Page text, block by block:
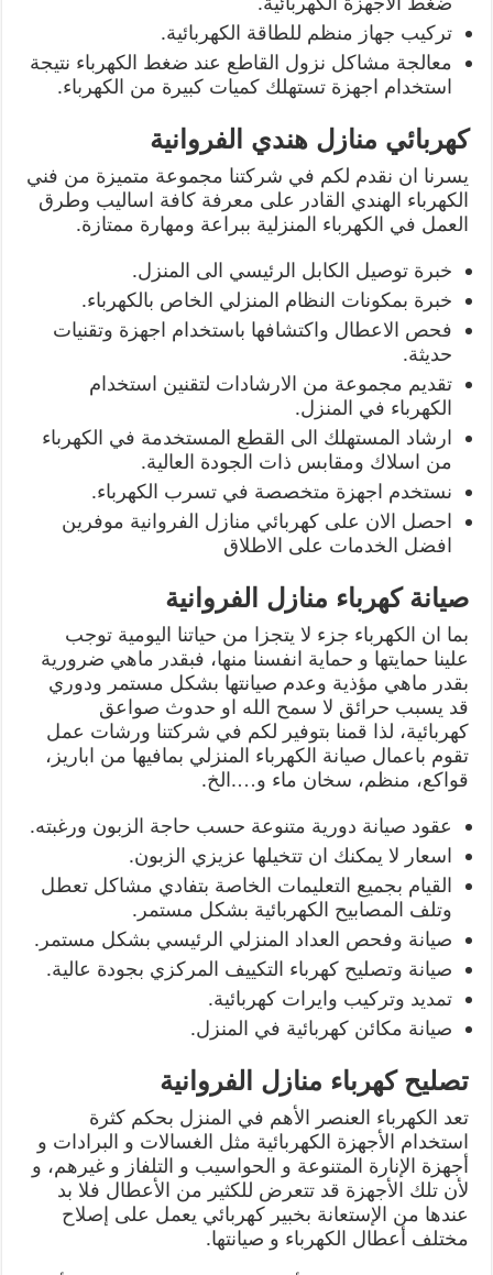
تركيب جهاز منظم للطاقة الكهربائية.
معالجة مشاكل نزول القاطع عند ضغط الكهرباء نتيجة
استخدام اجهزة تستهلك كميات كبيرة من الكهرباء.
كهربائي منازل هندي الفروانية
يسرنا ان نقدم لكم في شركتنا مجموعة متميزة من فني
الكهرباء الهندي القادر على معرفة كافة اساليب وطرق
العمل في الكهرباء المنزلية ببراعة ومهارة ممتازة.
خبرة توصيل الكابل الرئيسي الى المنزل.
خبرة بمكونات النظام المنزلي الخاص بالكهرباء.
فحص الاعطال واكتشافها باستخدام اجهزة وتقنيات
حديثة.
تقديم مجموعة من الارشادات لتقنين استخدام
الكهرباء في المنزل.
ارشاد المستهلك الى القطع المستخدمة في الكهرباء
من اسلاك ومقابس ذات الجودة العالية.
نستخدم اجهزة متخصصة في تسرب الكهرباء.
احصل الان على كهربائي منازل الفروانية موفرين
افضل الخدمات على الاطلاق
صيانة كهرباء منازل الفروانية
بما ان الكهرباء جزء لا يتجزا من حياتنا اليومية توجب
علينا حمايتها و حماية انفسنا منها، فبقدر ماهي ضرورية
بقدر ماهي مؤذية وعدم صيانتها بشكل مستمر ودوري
قد يسبب حرائق لا سمح الله او حدوث صواعق
كهربائية، لذا قمنا بتوفير لكم في شركتنا ورشات عمل
تقوم باعمال صيانة الكهرباء المنزلي بمافيها من اباريز،
قواكع، منظم، سخان ماء و….الخ.
عقود صيانة دورية متنوعة حسب حاجة الزبون ورغبته.
اسعار لا يمكنك ان تتخيلها عزيزي الزبون.
القيام بجميع التعليمات الخاصة بتفادي مشاكل تعطل
وتلف المصابيح الكهربائية بشكل مستمر.
صيانة وفحص العداد المنزلي الرئيسي بشكل مستمر.
صيانة وتصليح كهرباء التكييف المركزي بجودة عالية.
تمديد وتركيب وايرات كهربائية.
صيانة مكائن كهربائية في المنزل.
تصليح كهرباء منازل الفروانية
تعد الكهرباء العنصر الأهم في المنزل بحكم كثرة
استخدام الأجهزة الكهربائية مثل الغسالات و البرادات و
أجهزة الإنارة المتنوعة و الحواسيب و التلفاز و غيرهم، و
لأن تلك الأجهزة قد تتعرض للكثير من الأعطال فلا بد
عندها من الإستعانة بخبير كهربائي يعمل على إصلاح
مختلف أعطال الكهرباء و صيانتها.